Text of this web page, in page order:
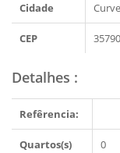
Cidade
CEP
Detalhes :
Refêrencia:
Quartos(s) 0